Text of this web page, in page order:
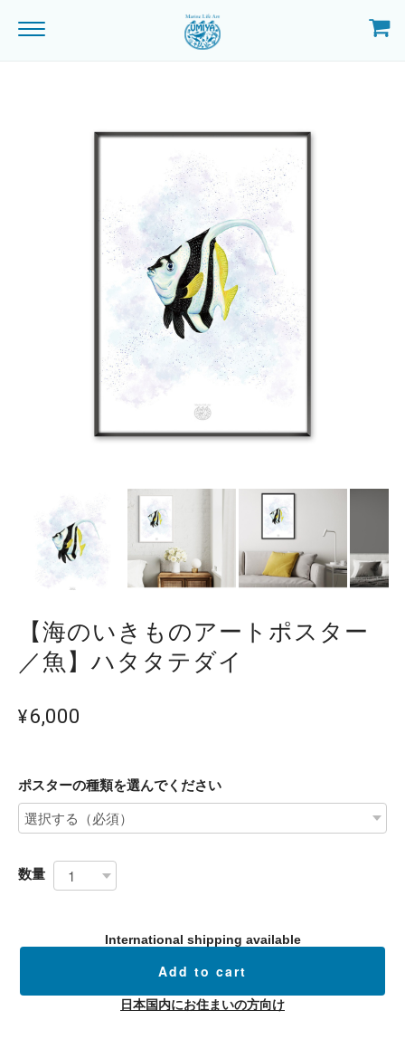
【海のいきものアートポスター
／魚】ハタタテダイ
¥6,000
ポスターの種類を選んでください
数量
International shipping available
Add to cart
日本国内にお住まいの方向け